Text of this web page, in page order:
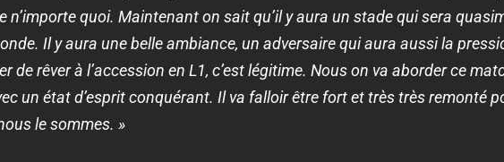
n’importe quoi. Maintenant on sait qu’il y aura un stade qui sera
Il y aura une belle ambiance, un adversaire qui aura aussi la
de rêver à l’accession en L1, c’est légitime. Nous on va aborder ce
un état d’esprit conquérant. Il va falloir être fort et très très remonté
le sommes. »